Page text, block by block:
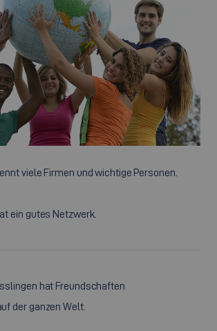
viele Firmen und wichtige Personen.
ein gutes Netzwerk.
hat Freundschaften
der ganzen Welt.